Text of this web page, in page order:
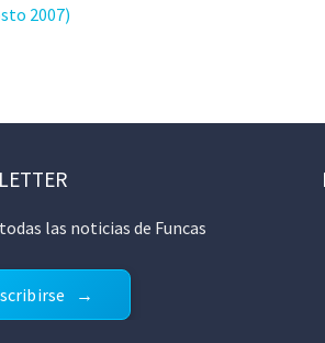
2007)
las noticias de Funcas